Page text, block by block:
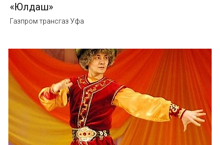
«Юлдаш»
Газпром трансгаз Уфа